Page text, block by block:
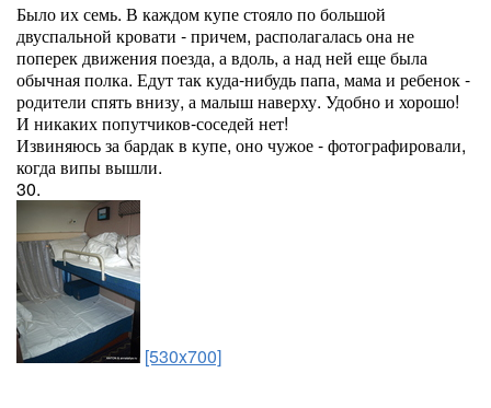
Было их семь. В каждом купе стояло по большой
двуспальной кровати - причем, располагалась она не
поперек движения поезда, а вдоль, а над ней еще была
обычная полка. Едут так куда-нибудь папа, мама и ребенок -
родители спять внизу, а малыш наверху. Удобно и хорошо!
И никаких попутчиков-соседей нет!
Извиняюсь за бардак в купе, оно чужое - фотографировали,
когда випы вышли.
30.
[530x700]